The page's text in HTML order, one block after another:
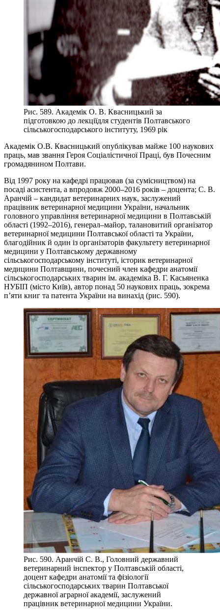
Рис. 589. Академік О. В. Квасницький за
підготовкою до лекціїдля студентів Полтавського
сільськогосподарського інституту, 1969 рік
Академік О.В. Квасницький опублікував майже 100 наукових
праць, мав звання Героя Соціалістичної Праці, був Почесним
громадянином Полтави.
Від 1997 року на кафедрі працював (за сумісництвом) на
посаді асистента, а впродовж 2000–2016 років – доцента; С. В.
Аранчій – кандидат ветеринарних наук, заслужений
працівник ветеринарної медицини України, начальник
головного управління ветеринарної медицини в Полтавській
області (1992–2016), генерал–майор, талановитий організатор
ветеринарної медицини Полтавської області та України,
благодійник й один із організаторів факультету ветеринарної
медицини у Полтавському державному
сільськогосподарському інституті, історик ветеринарної
медицини Полтавщини, почесний член кафедри анатомії
сільськогосподарських тварин ім. академіка В. Г. Касьяненка
НУБІП (місто Київ), автор понад 50 наукових праць, зокрема
п’яти книг та патента України на винахід (рис. 590).
Рис. 590. Аранчій С. В., Головний державний
ветеринарний інспектор у Полтавській області,
доцент кафедри анатомії та фізіології
сільськогосподарських тварин Полтавської
державної аграрної академії, заслужений
працівник ветеринарної медицини України.